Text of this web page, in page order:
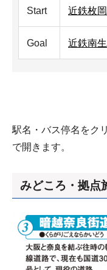
Start 近鉄枚
Goal 近鉄南
駅名・バス停名をク
で開きます。
みどころ・拠点